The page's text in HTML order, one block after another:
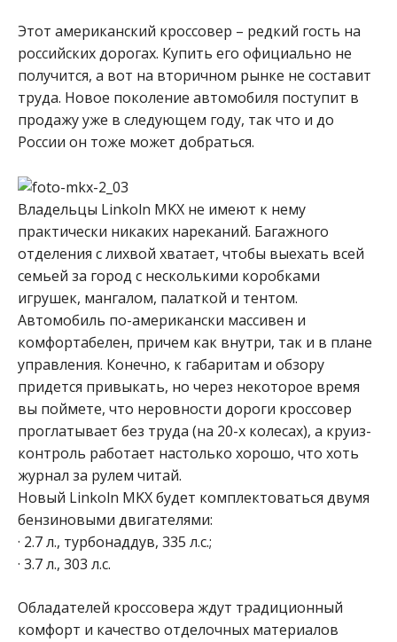
Этот американский кроссовер – редкий гость на
российских дорогах. Купить его официально не
получится, а вот на вторичном рынке не составит
труда. Новое поколение автомобиля поступит в
продажу уже в следующем году, так что и до
России он тоже может добраться.
Владельцы Linkoln MKX не имеют к нему
практически никаких нареканий. Багажного
отделения с лихвой хватает, чтобы выехать всей
семьей за город с несколькими коробками
игрушек, мангалом, палаткой и тентом.
Автомобиль по-американски массивен и
комфортабелен, причем как внутри, так и в плане
управления. Конечно, к габаритам и обзору
придется привыкать, но через некоторое время
вы поймете, что неровности дороги кроссовер
проглатывает без труда (на 20-х колесах), а круиз-
контроль работает настолько хорошо, что хоть
журнал за рулем читай.
Новый Linkoln MKX будет комплектоваться двумя
бензиновыми двигателями:
· 2.7 л., турбонаддув, 335 л.с.;
· 3.7 л., 303 л.с.
Обладателей кроссовера ждут традиционный
комфорт и качество отделочных материалов